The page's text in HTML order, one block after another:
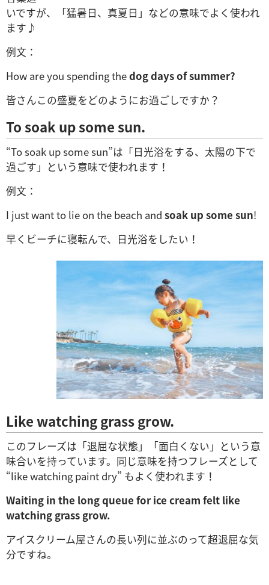
いですが、「猛暑日、真夏日」などの意味でよく使われ
ます♪
例文：
How are you spending thedog days of summer?
皆さんこの盛夏をどのようにお過ごしですか？
To soak up some sun.
“To soak up some sun”は「日光浴をする、太陽の下で
過ごす」という意味で使われます！
例文：
I just want to lie on the beach and soak up some sun!
早くビーチに寝転んで、日光浴をしたい！
Like watching grass grow.
このフレーズは「退屈な状態」「面白くない」という意
味合いを持っています。同じ意味を持つフレーズとして
“like watching paint dry” もよく使われます！
Waiting in the long queue for ice cream felt like
watching grass grow.
アイスクリーム屋さんの長い列に並ぶのって超退屈な気
分ですね。